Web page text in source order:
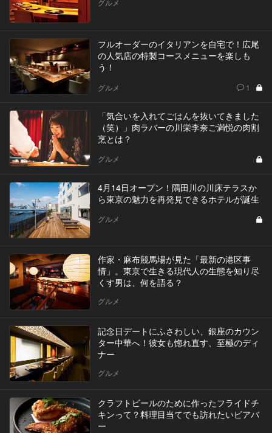
グルメ
フルオーダーのイタリアンを自宅で！広尾
の人気店の特製コースメニューを楽しも
う！
グルメ 1
「気合いを入れてごはんを抜いてきました
（笑）」肉ラバーの川栄李奈ご満悦の肉割
烹とは？
グルメ
4月14日オープン！隅田川の川床テラスか
ら東京の魅力を再発見できるホテルが誕生
グルメ
作家・麻布競馬場が見た「最新の港区事
情」。東京で生きる現代人の生態を知り尽
くす男は、何を語る？
グルメ
記念日デートにふさわしい、銀座のカウン
ター中華へ！彼女も惚れ直す、至極のディ
ナー
グルメ
クラフトビールのために作ったフライドチ
キンって？料理目当てでも訪れたいビアバ
ー